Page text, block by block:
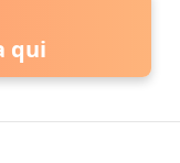
qui